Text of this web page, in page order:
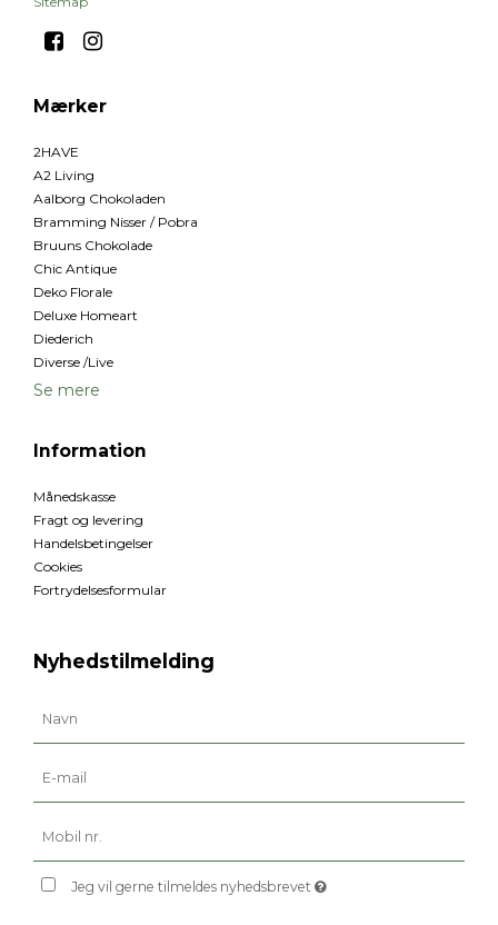
Mærker
2HAVE
A2 Living
Aalborg Chokoladen
Bramming Nisser / Pobra
Bruuns Chokolade
Chic Antique
Deko Florale
Deluxe Homeart
Diederich
Diverse /Live
Se mere
Information
Månedskasse
Fragt og levering
Handelsbetingelser
Cookies
Fortrydelsesformular
Nyhedstilmelding
Jeg vil gerne tilmeldes nyhedsbrevet